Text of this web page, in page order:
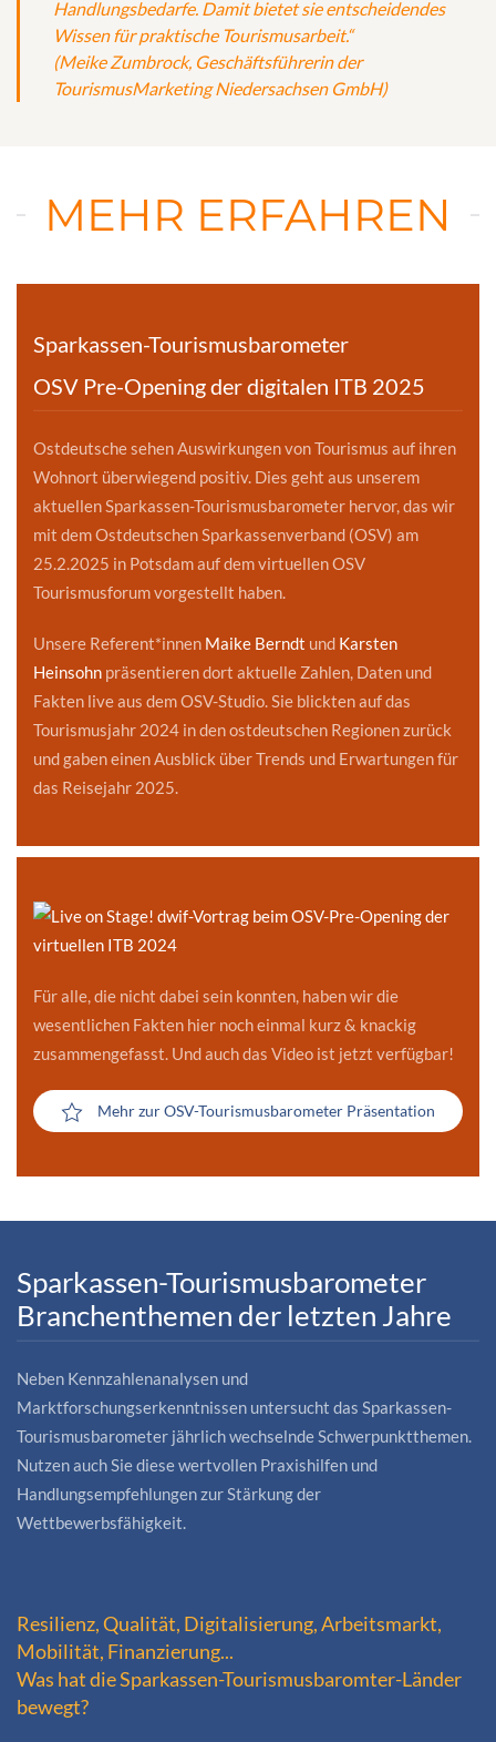
Handlungsbedarfe. Damit bietet sie entscheidendes
Wissen für praktische Tourismusarbeit.“
(Meike Zumbrock, Geschäftsführerin der
TourismusMarketing Niedersachsen GmbH)
MEHR ERFAHREN
Sparkassen-Tourismusbarometer
OSV Pre-Opening der digitalen ITB 2025
Ostdeutsche sehen Auswirkungen von Tourismus auf ihren
Wohnort überwiegend positiv. Dies geht aus unserem
aktuellen Sparkassen-Tourismusbarometer hervor, das wir
mit dem Ostdeutschen Sparkassenverband (OSV) am
25.2.2025 in Potsdam auf dem virtuellen OSV
Tourismusforum vorgestellt haben.
Unsere Referent*innen Maike Berndt und Karsten
Heinsohn präsentieren dort aktuelle Zahlen, Daten und
Fakten live aus dem OSV-Studio. Sie blickten auf das
Tourismusjahr 2024 in den ostdeutschen Regionen zurück
und gaben einen Ausblick über Trends und Erwartungen für
das Reisejahr 2025.
Für alle, die nicht dabei sein konnten, haben wir die
wesentlichen Fakten hier noch einmal kurz & knackig
zusammengefasst. Und auch das Video ist jetzt verfügbar!
Mehr zur OSV-Tourismusbarometer Präsentation
Sparkassen-Tourismusbarometer
Branchenthemen der letzten Jahre
Neben Kennzahlenanalysen und
Marktforschungserkenntnissen untersucht das Sparkassen-
Tourismusbarometer jährlich wechselnde Schwerpunktthemen.
Nutzen auch Sie diese wertvollen Praxishilfen und
Handlungsempfehlungen zur Stärkung der
Wettbewerbsfähigkeit.
Resilienz, Qualität, Digitalisierung, Arbeitsmarkt,
Mobilität, Finanzierung...
Was hat die Sparkassen-Tourismusbaromter-Länder
bewegt?